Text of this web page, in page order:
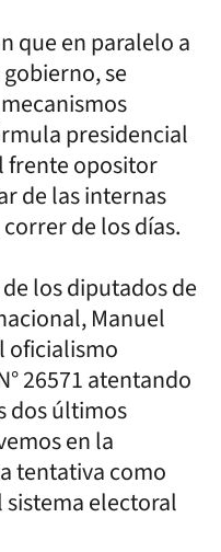
que en paralelo a
se
presidencial
frente opositor
de las internas
de los días.
los diputados de
Manuel
oficialismo
26571 atentando
dos últimos
en la
tentativa como
electoral